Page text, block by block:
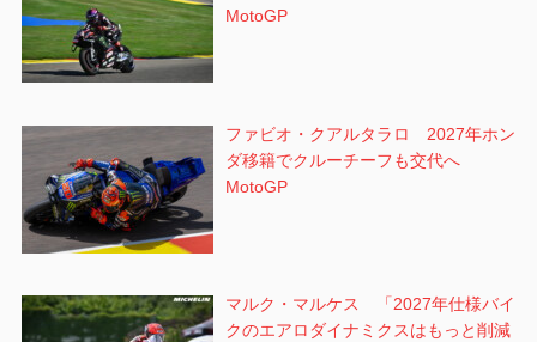
MotoGP
ファビオ・クアルタラロ 2027年ホン
ダ移籍でクルーチーフも交代へ
MotoGP
マルク・マルケス 「2027年仕様バイ
クのエアロダイナミクスはもっと削減